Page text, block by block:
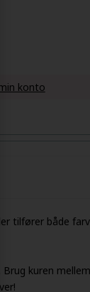
konto
tilfører både
kuren